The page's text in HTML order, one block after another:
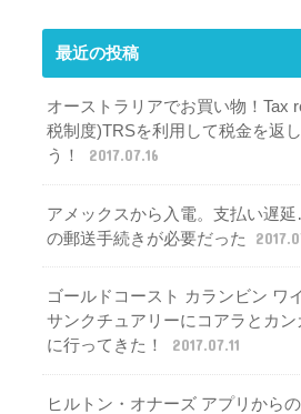
最近の投稿
オーストラリアでお買い物！Tax
税制度)TRSを利用して税金を返
う！
2017.07.16
アメックスから入電。支払い遅
の郵送手続きが必要だった
ゴールドコースト カランビン ワ
サンクチュアリーにコアラとカン
に行ってきた！
2017.07.11
ヒルトン・オナーズ アプリから